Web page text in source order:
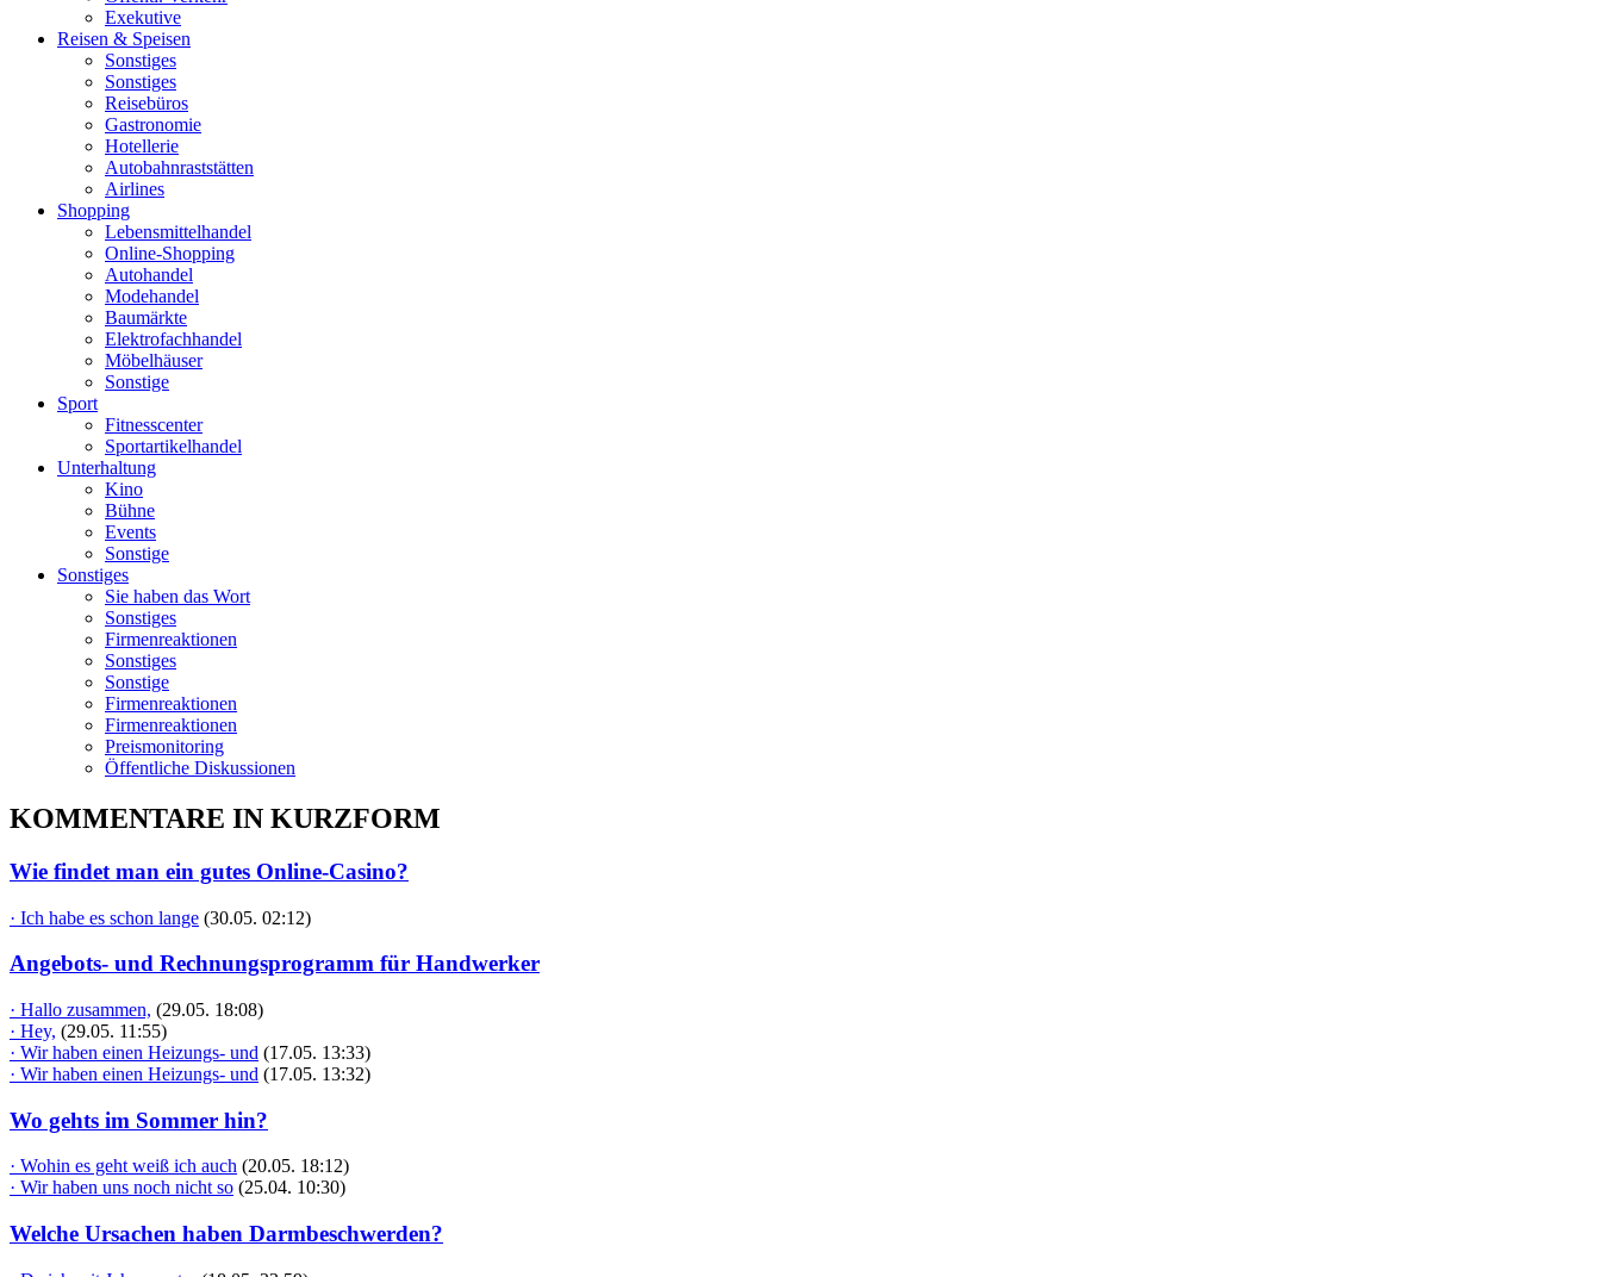
Exekutive
Reisen & Speisen
Sonstiges
Sonstiges
Reisebüros
Gastronomie
Hotellerie
Autobahnraststätten
Airlines
Shopping
Lebensmittelhandel
Online-Shopping
Autohandel
Modehandel
Baumärkte
Elektrofachhandel
Möbelhäuser
Sonstige
Sport
Fitnesscenter
Sportartikelhandel
Unterhaltung
Kino
Bühne
Events
Sonstige
Sonstiges
Sie haben das Wort
Sonstiges
Firmenreaktionen
Sonstiges
Sonstige
Firmenreaktionen
Firmenreaktionen
Preismonitoring
Öffentliche Diskussionen
KOMMENTARE IN KURZFORM
Wie findet man ein gutes Online-Casino?
· Ich habe es schon lange (30.05. 02:12)
Angebots- und Rechnungsprogramm für Handwerker
· Hallo zusammen, (29.05. 18:08)
· Hey, (29.05. 11:55)
· Wir haben einen Heizungs- und (17.05. 13:33)
· Wir haben einen Heizungs- und (17.05. 13:32)
Wo gehts im Sommer hin?
· Wohin es geht weiß ich auch (20.05. 18:12)
· Wir haben uns noch nicht so (25.04. 10:30)
Welche Ursachen haben Darmbeschwerden?